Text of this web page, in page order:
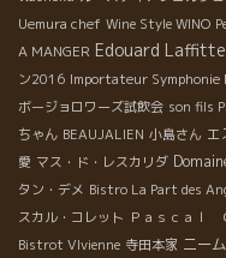
Uemura chef Wine Style WINO
A MANGER Edouard Laffitte
ン2016 Importateur Symphonie
ボージョロワーズ試飲会 son fils
ちゃん BEAUJALIEN 小島さん エ
愛 マス・ド・レスカリダ
タン・デメ Bistro La Part des
スカル・コレット Ｐａｓｃａｌ
Bistrot VIvienne 寺田本家 ニーム